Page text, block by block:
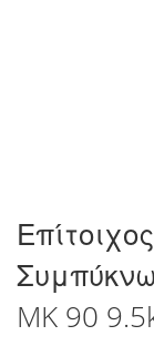
Μετάβαση
στην
αρχή
της
συλλογής
εικόνων
MK 90